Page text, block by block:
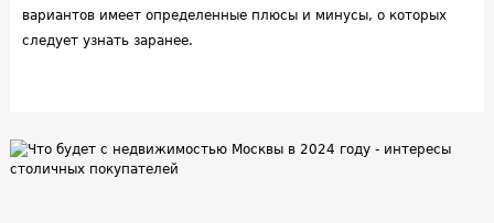
вариантов имеет определенные плюсы и минусы, о которых
следует узнать заранее.